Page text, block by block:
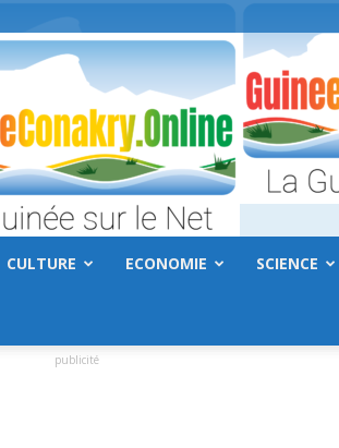
CULTURE ECONOMIE SCIENCE
publicité